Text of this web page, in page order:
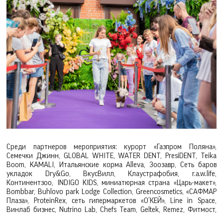
Среди партнеров мероприятия: курорт «Газпром Поляна»,
Семечки Джинн, GLOBAL WHITE, WATER DENT, PresiDENT, Teika
Boom, KAMALI, Итальянские корма Alleva, Зоозавр, Сеть баров
укладок Dry&Go, ВкусВилл, Клаустрафобия, r.a.w.life,
Континентзоо, INDIGO KIDS, миниатюрная страна «Царь-макет»,
Bombbar, Buhlovo park Lodge Collection, Greencosmetics, «САФМАР
Плаза», ProteinRex, сеть гипермаркетов «О’КЕЙ», Line in Space,
Винлаб бизнес, Nutrino Lab, Chefs Team, Geltek, Remez, Фитмост,